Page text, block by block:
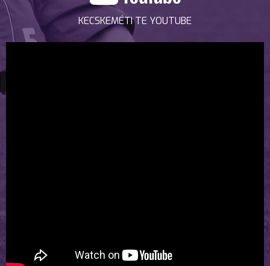
KECSKEMÉTI TE YOUTUBE